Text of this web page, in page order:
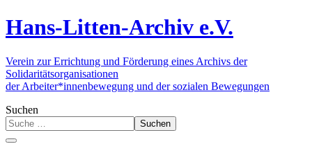
Hans-Litten-Archiv e.V.
Verein zur Errichtung und Förderung eines Archivs der
Solidaritätsorganisationen
der Arbeiter*innenbewegung und der sozialen Bewegungen
Suchen
Suchen